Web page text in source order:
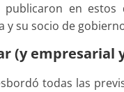
en
y su socio de
(y empresarial
todas las